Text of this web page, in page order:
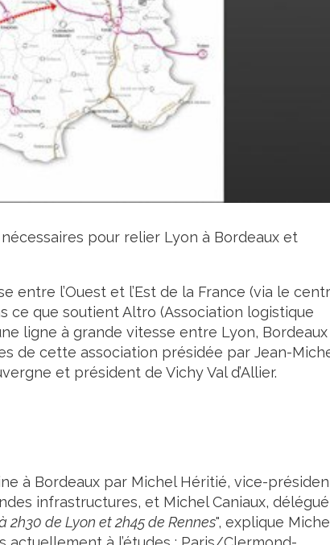
pour relier Lyon à Bordeaux et
entre l’Ouest et l’Est de la France (via le
ce que soutient Altro (Association logistique
ligne à grande vitesse entre Lyon,
de cette association présidée par Jean-
et président de Vichy Val d’Allier.
à Bordeaux par Michel Héritié, vice-
infrastructures, et Michel Caniaux, délégué
2h30 de Lyon et 2h45 de Rennes", explique